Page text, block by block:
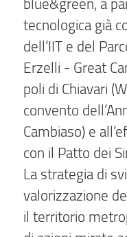
tecnologica già
dell’IIT e del
Erzelli - Great
poli di Chiavari
convento
Cambiaso) e
con il Patto dei
La strategia di
valorizzazione
il territorio